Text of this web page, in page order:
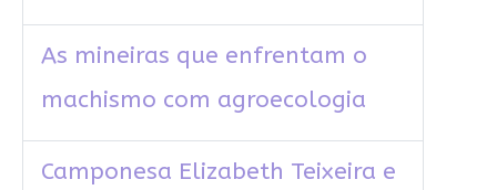
As mineiras que enfrentam o
machismo com agroecologia
Camponesa Elizabeth Teixeira e